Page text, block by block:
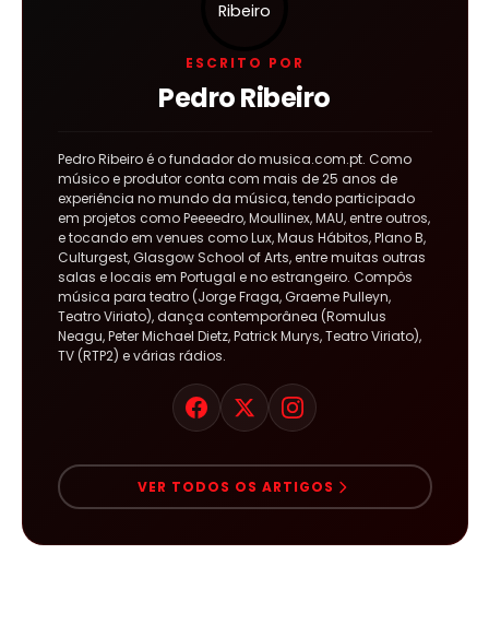
ESCRITO POR
Pedro Ribeiro
Pedro Ribeiro é o fundador do musica.com.pt. Como
músico e produtor conta com mais de 25 anos de
experiência no mundo da música, tendo participado
em projetos como Peeeedro, Moullinex, MAU, entre outros,
e tocando em venues como Lux, Maus Hábitos, Plano B,
Culturgest, Glasgow School of Arts, entre muitas outras
salas e locais em Portugal e no estrangeiro. Compôs
música para teatro (Jorge Fraga, Graeme Pulleyn,
Teatro Viriato), dança contemporânea (Romulus
Neagu, Peter Michael Dietz, Patrick Murys, Teatro Viriato),
TV (RTP2) e várias rádios.
VER TODOS OS ARTIGOS